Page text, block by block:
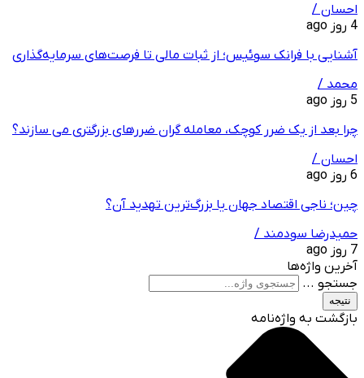
احسان /
4 روز ago
آشنایی با فرانک سوئیس؛ از ثبات مالی تا فرصت‌های سرمایه‌گذاری
محمد /
5 روز ago
چرا بعد از یک ضرر کوچک، معامله‌ گران ضررهای بزرگتری می ‌سازند؟
احسان /
6 روز ago
چین؛ ناجی اقتصاد جهان یا بزرگ‌ترین تهدید آن؟
حمیدرضا سودمند /
7 روز ago
آخرین واژه‌ها
جستجو ...
نتیجه
بازگشت به واژه‌نامه